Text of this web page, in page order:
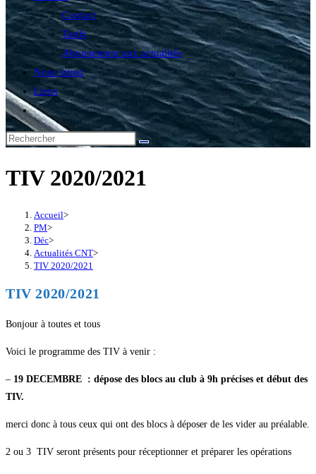
Contact
Tarifs
Abonnement aux actualités
Nous situer
Liens
Toggle
website
search
TIV 2020/2021
Accueil>
PM>
Déc>
Actualités CNT>
TIV 2020/2021
TIV 2020/2021
Bonjour à toutes et tous
Voici le programme des TIV à venir :
– 19 DECEMBRE : dépose des blocs au club à 9h précises et début des
TIV.
merci donc à tous ceux qui ont des blocs à déposer de les vider au préalable.
2 ou 3 TIV seront présents pour réceptionner et préparer les opérations